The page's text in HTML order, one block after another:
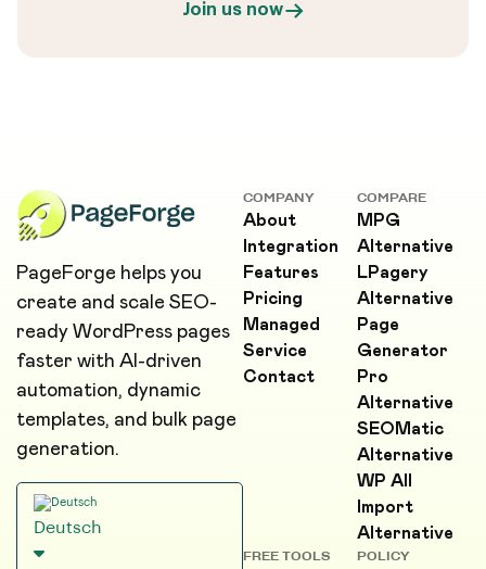
Join us now
PageForge helps you
create and scale SEO-
ready WordPress pages
faster with AI-driven
automation, dynamic
templates, and bulk page
generation.
Deutsch
COMPANY
About
Integration
Features
Pricing
Managed
Service
Contact
COMPARE
MPG
Alternative
LPagery
Alternative
Page
Generator
Pro
Alternative
SEOMatic
Alternative
WP All
Import
Alternative
FREE TOOLS POLICY